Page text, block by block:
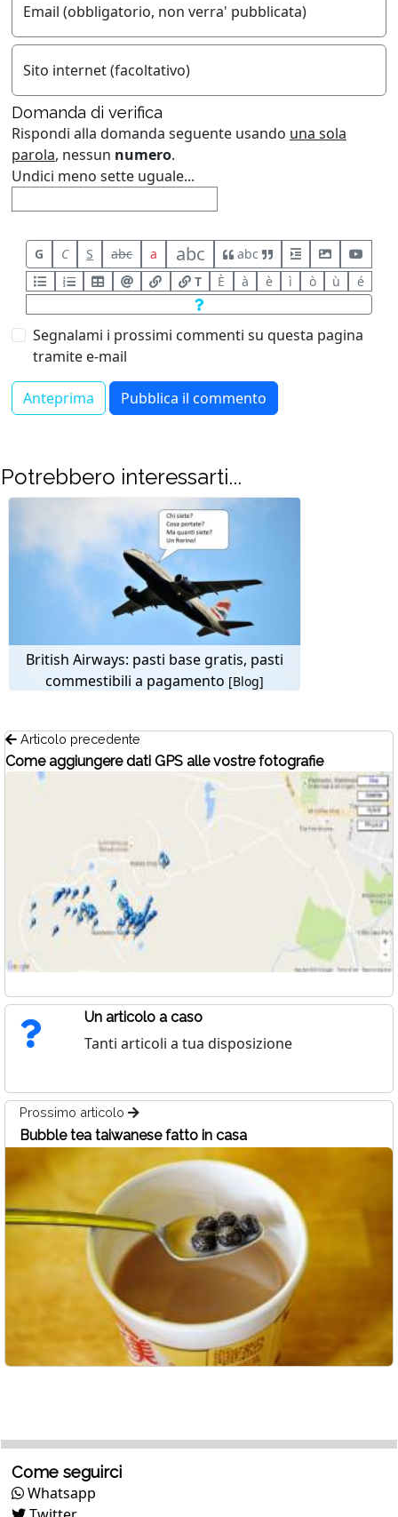
Email (obbligatorio, non verra' pubblicata)
Sito internet (facoltativo)
Domanda di verifica
Rispondi alla domanda seguente usando una sola
parola, nessun numero.
Undici meno sette uguale...
G C S abc a abc
abc
T
È à è ì ò ù é
Segnalami i prossimi commenti su questa pagina
tramite e-mail
Potrebbero interessarti...
British Airways: pasti base gratis, pasti
commestibili a pagamento [Blog]
Articolo precedente
Come aggiungere dati GPS alle vostre fotografie
Un articolo a caso
Tanti articoli a tua disposizione
Prossimo articolo
Bubble tea taiwanese fatto in casa
Come seguirci
Whatsapp